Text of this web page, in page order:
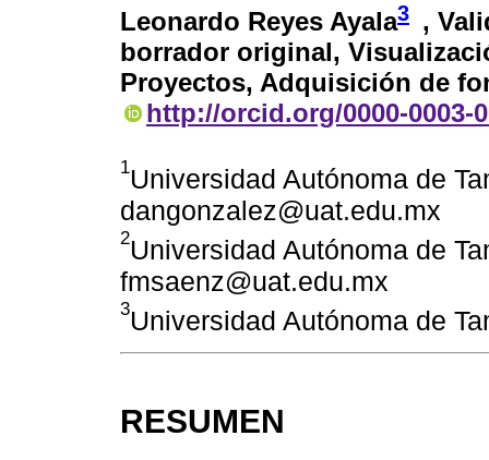
Leonardo Reyes Ayala3 ,
borrador original,
Proyectos, Adquisición de
http://orcid.org/0000-0003-
1Universidad Autónoma de
dangonzalez@uat.edu.mx
2Universidad Autónoma de
fmsaenz@uat.edu.mx
3Universidad Autónoma de
RESUMEN